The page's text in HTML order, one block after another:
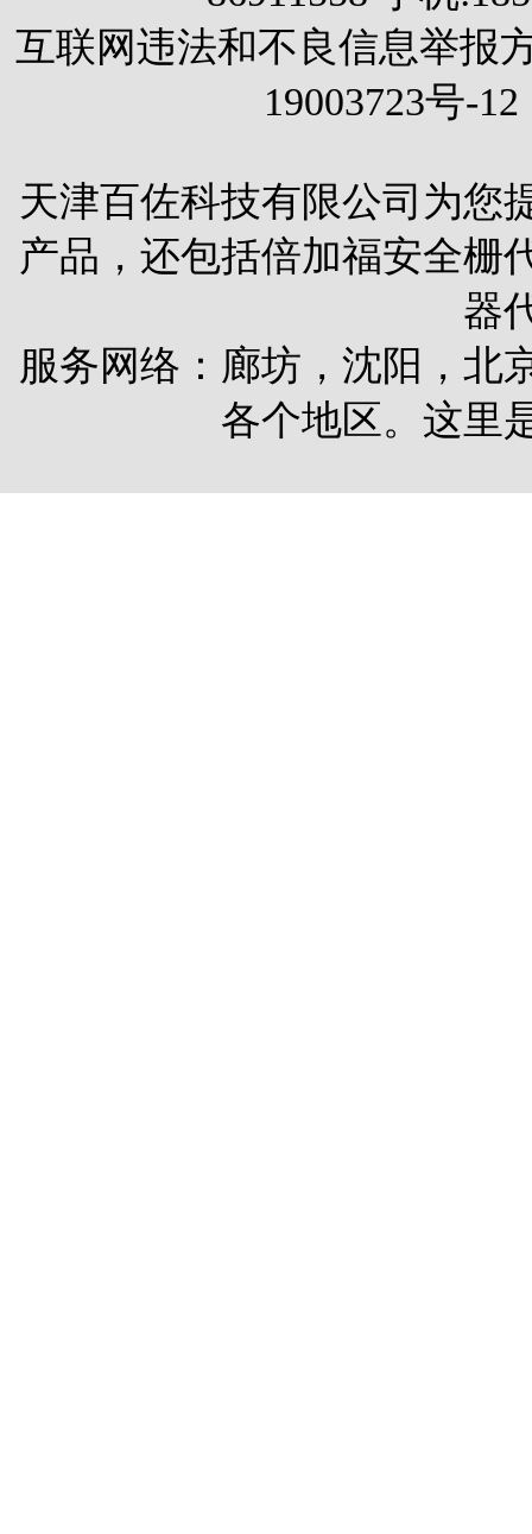
互联网违法和不良信息举报
19003723号-12
天津百佐科技有限公司为您
产品，还包括倍加福安全栅
器
服务网络：廊坊，沈阳，北
各个地区。这里